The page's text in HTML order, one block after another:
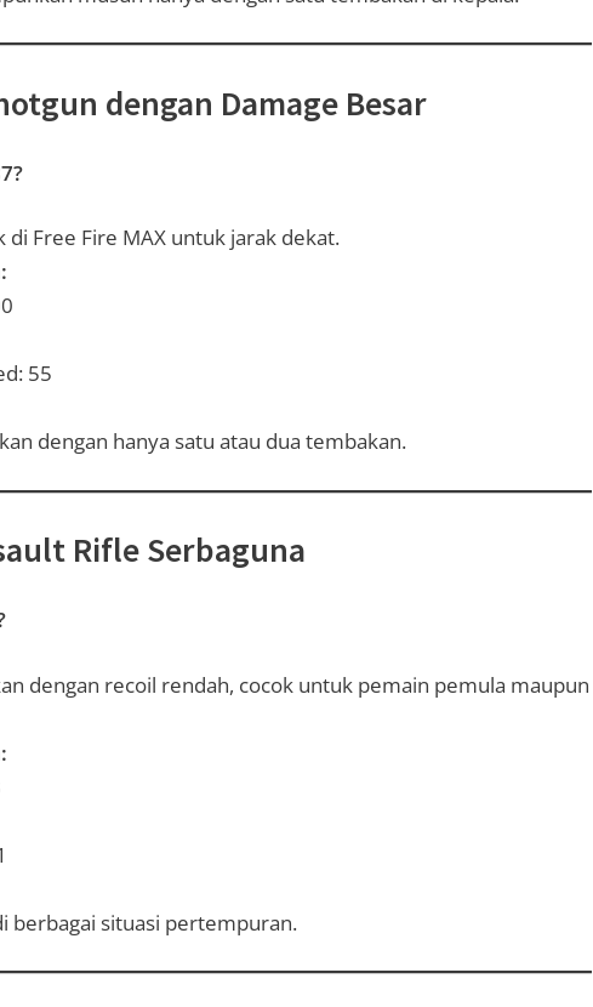
dengan Damage Besar
di Free Fire MAX untuk jarak dekat.
55
dengan hanya satu atau dua tembakan.
Rifle Serbaguna
dengan recoil rendah, cocok untuk pemain pemula maupun
berbagai situasi pertempuran.